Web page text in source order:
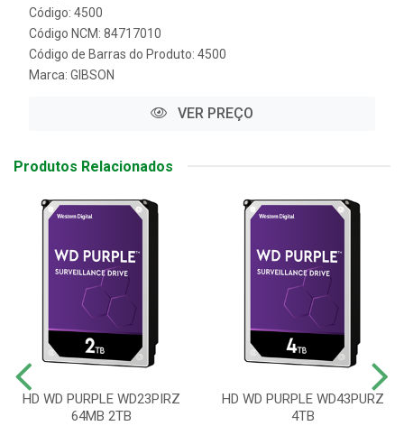
Código: 4500
Código NCM: 84717010
Código de Barras do Produto: 4500
Marca: GIBSON
VER PREÇO
Produtos Relacionados
HD WD PURPLE WD23PIRZ
64MB 2TB
HD WD PURPLE WD43PURZ
4TB